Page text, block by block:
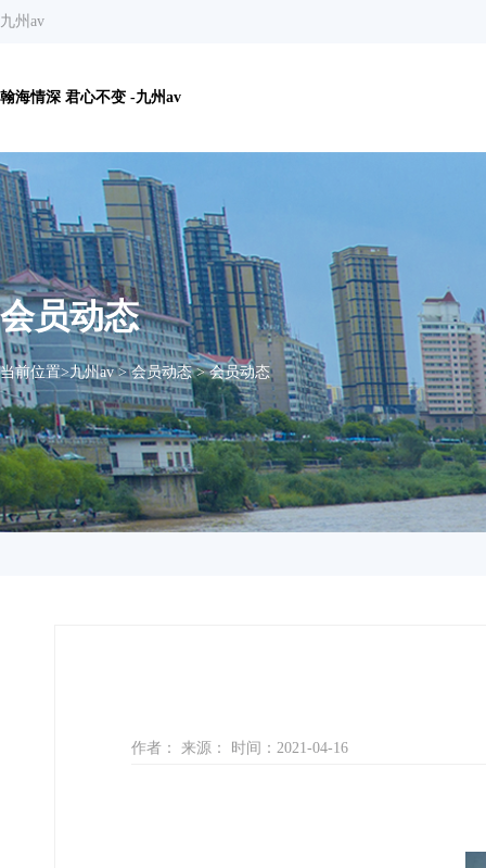
九州av
翰海情深 君心不变 -九州av
会员动态
当前位置>九州av>会员动态>会员动态
作者： 来源： 时间：2021-04-16